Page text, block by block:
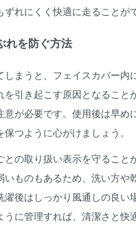
れにくく快適に走ることが
れを防ぐ方法
しまうと、フェイスカバー内
引き起こす原因となること
意が必要です。使用後は早め
つように心がけましょう。
との取り扱い表示を守ること
ものもあるため、洗い方や
後はしっかり風通しの良い
うに管理すれば、清潔さと快